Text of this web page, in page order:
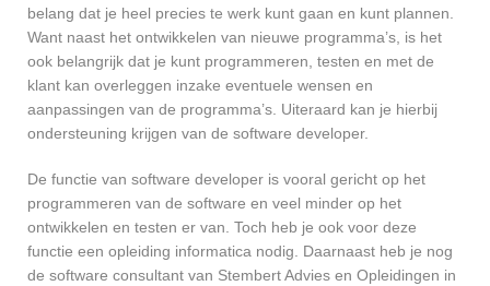
belang dat je heel precies te werk kunt gaan en kunt plannen.
Want naast het ontwikkelen van nieuwe programma’s, is het
ook belangrijk dat je kunt programmeren, testen en met de
klant kan overleggen inzake eventuele wensen en
aanpassingen van de programma’s. Uiteraard kan je hierbij
ondersteuning krijgen van de software developer.
De functie van software developer is vooral gericht op het
programmeren van de software en veel minder op het
ontwikkelen en testen er van. Toch heb je ook voor deze
functie een opleiding informatica nodig. Daarnaast heb je nog
de software consultant van Stembert Advies en Opleidingen in